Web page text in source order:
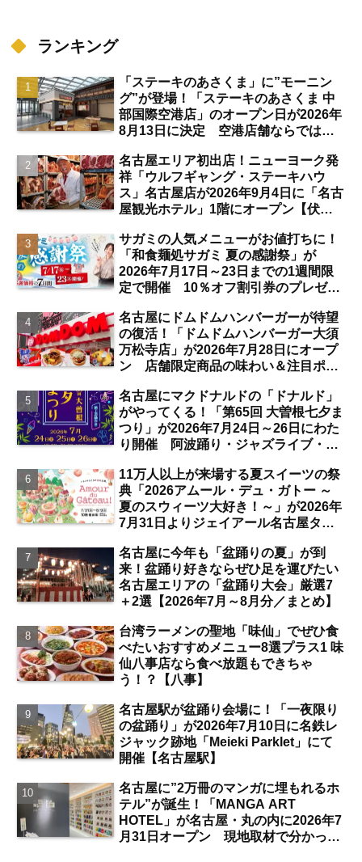
ランキング
「ステーキのあさくま」に”モーニン
グ”が登場！「ステーキのあさくま 中
部国際空港店」のオープン日が2026年
8月13日に決定 空港店舗ならではの
名古屋エリア初出店！ニューヨーク発
祥「ウルフギャング・ステーキハウ
ス」名古屋店が2026年9月4日に「名古
屋観光ホテル」1階にオープン【伏
サガミの人気メニューがお値打ちに！
「和食麺処サガミ 夏の感謝祭」が
2026年7月17日～23日までの1週間限
定で開催 10％オフ割引券のプレゼン
名古屋にドムドムハンバーガーが待望
の復活！「ドムドムハンバーガー大須
万松寺店」が2026年7月28日にオープ
ン 店舗限定商品の味わい＆注目ポイ
津／独自取材】
名古屋にマクドナルドの「ドナルド」
がやってくる！「第65回 大曽根七夕ま
つり」が2026年7月24日～26日にわた
り開催 阿波踊り・ジャズライブ・道
夏祭りの見どころは？【まとめ／大曽
根】
11万人以上が来場する夏スイーツの祭
典「2026アムール・デュ・ガトー ～
夏のスウィーツ大好き！～」が2026年
7月31日よりジェイアール名古屋タカ
【名古屋駅】
名古屋に今年も「盆踊りの夏」が到
来！盆踊り好きならぜひ足を運びたい
名古屋エリアの「盆踊り大会」厳選7
＋2選【2026年7月～8月分／まとめ】
台湾ラーメンの聖地「味仙」でぜひ食
べたいおすすめメニュー8選プラス1 味
仙八事店なら食べ放題もできちゃ
う！？【八事】
名古屋駅が盆踊り会場に！「一夜限り
の盆踊り」が2026年7月10日に名鉄レ
ジャック跡地「Meieki Parklet」にて
開催【名古屋駅】
名古屋に”2万冊のマンガに埋もれるホ
テル”が誕生！「MANGA ART
HOTEL」が名古屋・丸の内に2026年7
月31日オープン 現地取材で分かった